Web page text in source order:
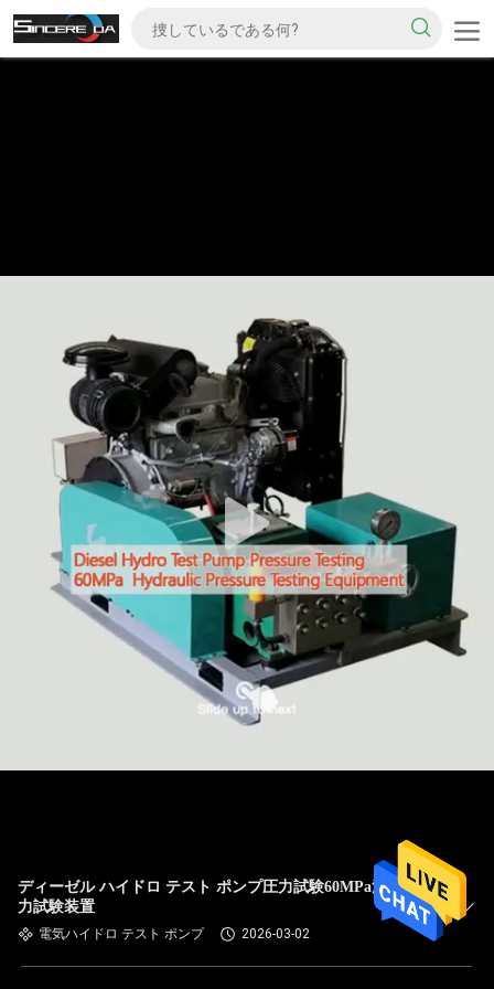
ディーゼル ハイドロ テスト ポンプ圧力試験60MPa油圧圧
力試験装置
電気ハイドロ テスト ポンプ 2026-03-02